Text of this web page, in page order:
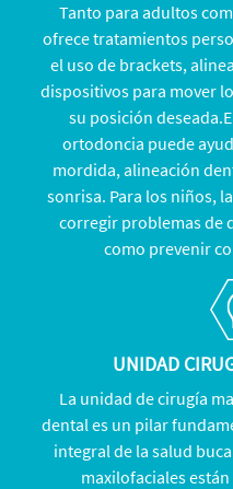
Tanto para adultos
ofrece tratamientos
el uso de brackets,
dispositivos para mover
su posición
ortodoncia puede
mordida, alineación
sonrisa. Para los niños,
corregir problemas de
como prevenir
UNIDAD
La unidad de cirugía
dental es un pilar
integral de la salud
maxilofaciales